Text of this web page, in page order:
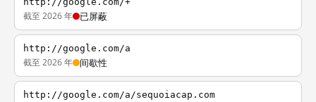
截至 2026 年 已屏蔽
http://google.com/a
截至 2026 年 间歇性
http://google.com/a/sequoiacap.com